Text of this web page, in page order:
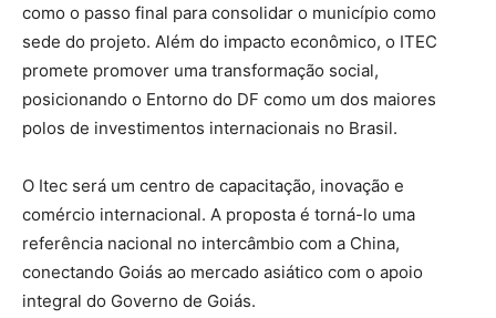
como o passo final para consolidar o município como
sede do projeto. Além do impacto econômico, o ITEC
promete promover uma transformação social,
posicionando o Entorno do DF como um dos maiores
polos de investimentos internacionais no Brasil.
O Itec será um centro de capacitação, inovação e
comércio internacional. A proposta é torná-lo uma
referência nacional no intercâmbio com a China,
conectando Goiás ao mercado asiático com o apoio
integral do Governo de Goiás.